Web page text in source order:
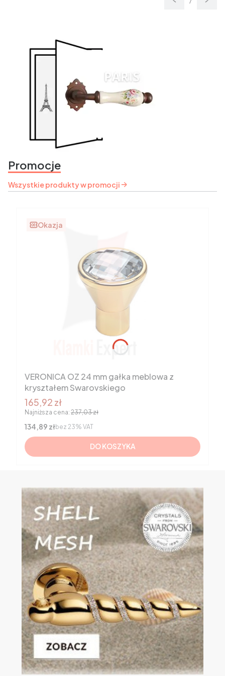
Slajd
z
Promocje
Wszystkie produkty w promocji
Okazja
VERONICA OZ 24 mm gałka meblowa z
kryształem Swarovskiego
Cena promocyjna brutto
165,92 zł
Najniższa cena: 237,03 zł
Cena netto
134,89 złbez 23% VAT
DO KOSZYKA